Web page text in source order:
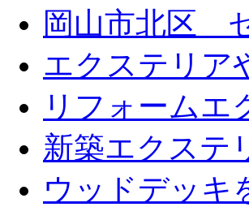
岡山市北区
エクステリア
リフォーム
新築エクス
ウッドデッ